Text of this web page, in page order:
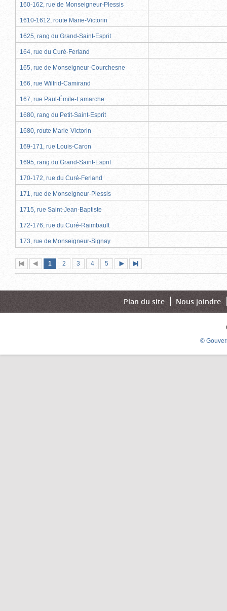
160-162, rue de Monseigneur-Plessis
1610-1612, route Marie-Victorin
1625, rang du Grand-Saint-Esprit
164, rue du Curé-Ferland
165, rue de Monseigneur-Courchesne
166, rue Wilfrid-Camirand
167, rue Paul-Émile-Lamarche
1680, rang du Petit-Saint-Esprit
1680, route Marie-Victorin
169-171, rue Louis-Caron
1695, rang du Grand-Saint-Esprit
170-172, rue du Curé-Ferland
171, rue de Monseigneur-Plessis
1715, rue Saint-Jean-Baptiste
172-176, rue du Curé-Raimbault
173, rue de Monseigneur-Signay
Première
page
Page
précédente
Page
1 (page
actuelle)
Page
2 Page
3 Page
4 Page
5
suivante
page
Plan du site Nous joindre
©